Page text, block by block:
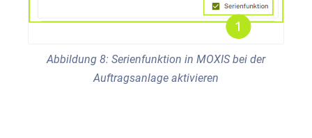
Abbildung 8: Serienfunktion in MOXIS bei der
Auftragsanlage aktivieren